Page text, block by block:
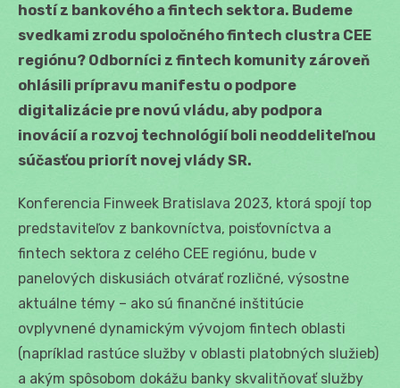
hostí z bankového a fintech sektora. Budeme
svedkami zrodu spoločného fintech clustra CEE
regiónu? Odborníci z fintech komunity zároveň
ohlásili prípravu manifestu o podpore
digitalizácie pre novú vládu, aby podpora
inovácií a rozvoj technológií boli neoddeliteľnou
súčasťou priorít novej vlády SR.
Konferencia Finweek Bratislava 2023, ktorá spojí top
predstaviteľov z bankovníctva, poisťovníctva a
fintech sektora z celého CEE regiónu, bude v
panelových diskusiách otvárať rozličné, výsostne
aktuálne témy – ako sú finančné inštitúcie
ovplyvnené dynamickým vývojom fintech oblasti
(napríklad rastúce služby v oblasti platobných služieb)
a akým spôsobom dokážu banky skvalitňovať služby